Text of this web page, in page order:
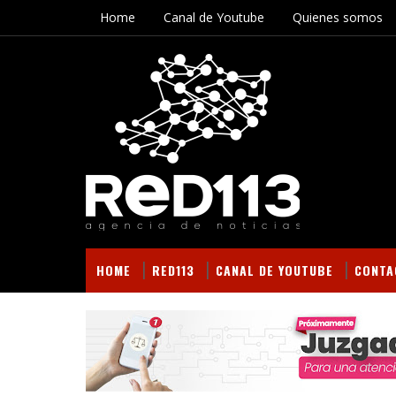
Home Canal de Youtube Quienes somos
HOME RED113 CANAL DE YOUTUBE